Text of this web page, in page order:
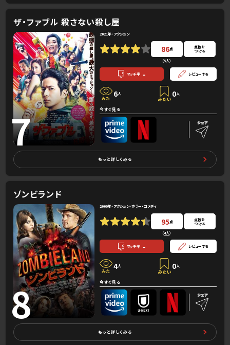
ザ・ファブル 殺さない殺し屋
7
2021年・アクション
86点
(5人）
点数を
つける
マッチ率 - レビューする
6人 0人
今すぐ見る
もっと詳しくみる
ゾンビランド
8
2009年・アクション・ホラー・コメディ
95 点
(4人）
点数を
つける
マッチ率 - レビューする
4人 0人
今すぐ見る
もっと詳しくみる